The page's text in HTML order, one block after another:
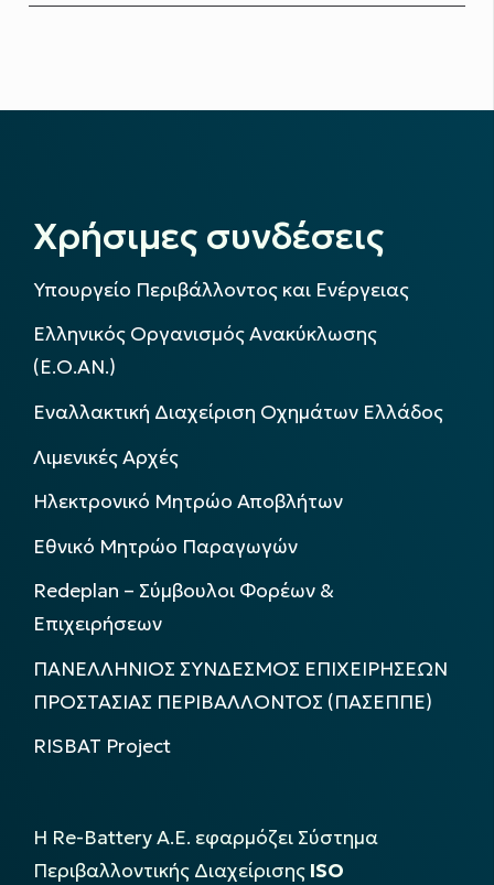
Χρήσιμες συνδέσεις
Υπουργείο Περιβάλλοντος και Ενέργειας
Ελληνικός Οργανισμός Ανακύκλωσης
(Ε.Ο.ΑΝ.)
Εναλλακτική Διαχείριση Οχημάτων Ελλάδος
Λιμενικές Αρχές
Ηλεκτρονικό Μητρώο Αποβλήτων
Εθνικό Μητρώο Παραγωγών
Redeplan – Σύμβουλοι Φορέων &
Επιχειρήσεων
ΠΑΝΕΛΛΗΝΙΟΣ ΣΥΝΔΕΣΜΟΣ ΕΠΙΧΕΙΡΗΣΕΩΝ
ΠΡΟΣΤΑΣΙΑΣ ΠΕΡΙΒΑΛΛΟΝΤΟΣ (ΠΑΣΕΠΠΕ)
RISBAT Project
Η Re-Battery Α.Ε. εφαρμόζει Σύστημα
Περιβαλλοντικής Διαχείρισης ISO